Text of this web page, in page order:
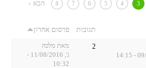
3
4
5
6
7
8 הבא ›
תגובות
פרסום אחרון
2 מאת מלכה
ג', 11/08/2016 -
10:32